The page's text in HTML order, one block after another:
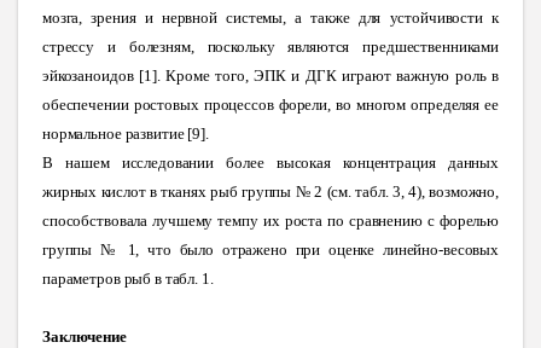
мозга, зрения и нервной системы, а также для устойчивости к
стрессу и болезням, поскольку являются предшественниками
эйкозаноидов [1]. Кроме того, ЭПК и ДГК играют важную роль в
обеспечении ростовых процессов форели, во многом определяя ее
нормальное развитие [9].
В нашем исследовании более высокая концентрация данных
жирных кислот в тканях рыб группы № 2 (см. табл. 3, 4), возможно,
способствовала лучшему темпу их роста по сравнению с форелью
группы № 1, что было отражено при оценке линейно-весовых
параметров рыб в табл. 1.
Заключение